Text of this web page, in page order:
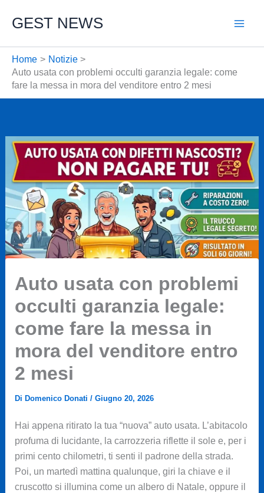
GEST NEWS
Home
Notizie
Auto usata con problemi occulti garanzia legale: come
fare la messa in mora del venditore entro 2 mesi
Auto usata con problemi
occulti garanzia legale:
come fare la messa in
mora del venditore entro
2 mesi
Di Domenico Donati / Giugno 20, 2026
Hai appena ritirato la tua “nuova” auto usata. L’abitacolo
profuma di lucidante, la carrozzeria riflette il sole e, per i
primi cento chilometri, ti senti il padrone della strada.
Poi, un martedì mattina qualunque, giri la chiave e il
cruscotto si illumina come un albero di Natale, oppure il